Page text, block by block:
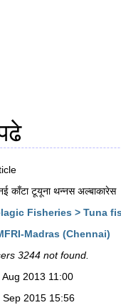
काँटा टूयूना थन्नस अल्बाकारेस
Fisheries > Tuna
Madras (Chennai)
3244 not found.
Aug 2013 11:00
Sep 2015 15:56